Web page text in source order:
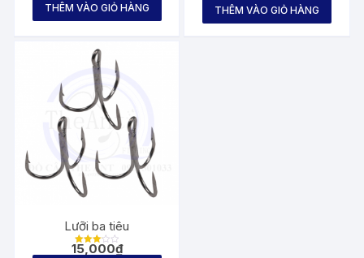
hạng
5 sao
THÊM VÀO GIỎ HÀNG THÊM VÀO GIỎ HÀNG
Lưỡi ba tiêu
Được
15,000₫